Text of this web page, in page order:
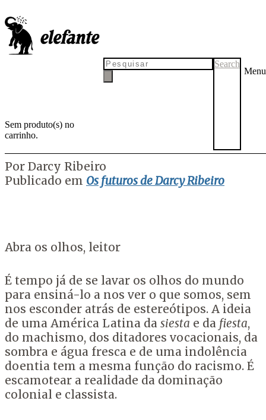
Sem produto(s) no
carrinho.
Search
Menu
Trecho de "A nação latino-
americana" (1982), de Darcy
Por Darcy Ribeiro
Publicado em Os futuros de Darcy Ribeiro
Abra os olhos, leitor
É tempo já de se lavar os olhos do mundo
para ensiná-lo a nos ver o que somos, sem
nos esconder atrás de estereótipos. A ideia
de uma América Latina da siesta e da fiesta,
do machismo, dos ditadores vocacionais, da
sombra e água fresca e de uma indolência
doentia tem a mesma função do racismo. É
escamotear a realidade da dominação
colonial e classista.